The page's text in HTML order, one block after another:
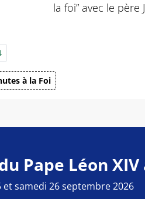
la foi” avec le père
à la Foi
Pape Léon XIV
et samedi 26 septembre 2026